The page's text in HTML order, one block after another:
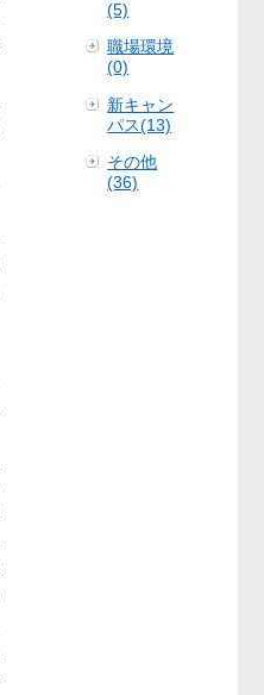
(5)
職場環境
(0)
新キャン
パス(13)
その他
(36)